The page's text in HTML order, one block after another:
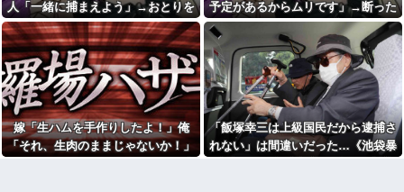
でロを挟む事態になって…
1年前に嫁と「子供を作る条件
で」結婚。だが嫁が子供を作れ
ない体だと知ったので離婚へ。
ちいかわ作者さん、総額30億
超の大豪邸を建てるｗｗｗｗｗ
ｗｗｗｗｗｗｗｗｗｗｗｗｗｗ
【画像】秋葉原で大量のメイ
ド＆巫女たちがぶっかけ祭ｗｗ
ｗｗｗｗｗｗｗｗｗ
【悲報】へずまりゅう（35）
過剰だし味の好みは自由だろ！
彼は私が何かしても、一度も
「ありがとう」と言わない
【緊急事態】母親がコレで30
万振り込む！危機回避能力が問
われるｗｗｗｗ
24歳年収550万ワイ、高級車も
豪邸も買えない人生が確定して
いる事実に咽び泣く
【腹筋崩壊】見た瞬間吹いた
人「一緒に捕まえよう」→おとりを
仕掛けたら泥奥がまんまと引っかか
り…
予定があるからムリです」→断った
途端、とんでもない暴言を吐かれ
て…
嫁「生ハムを手作りしたよ！」俺
「それ、生肉のままじゃないか！」
「飯塚幸三は上級国民だから逮捕さ
れない」は間違いだった…《池袋暴